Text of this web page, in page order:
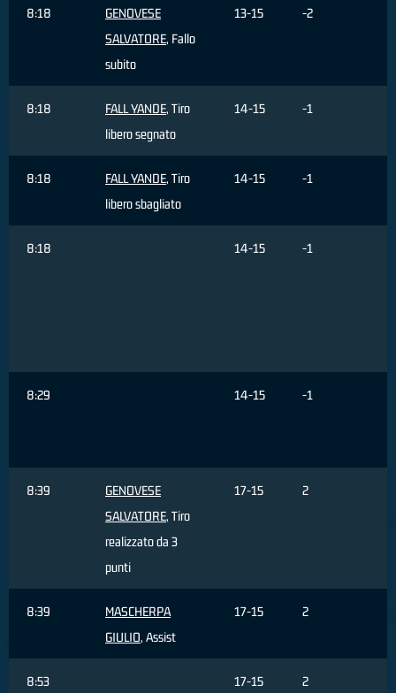
8:18
GENOVESE
SALVATORE, Fallo
subito
13-15 -2
8:18 FALL YANDE, Tiro
libero segnato
14-15 -1
8:18 FALL YANDE, Tiro
libero sbagliato
14-15 -1
8:18 14-15 -1
8:29 14-15 -1
8:39
GENOVESE
SALVATORE, Tiro
realizzato da 3
punti
17-15 2
8:39
MASCHERPA
GIULIO, Assist
17-15 2
8:53 17-15 2